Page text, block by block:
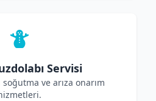
Servisi
ve arıza onarım